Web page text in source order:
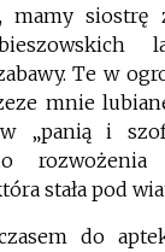
mamy siostrę
Te w
mnie
w „paniąi
stała pod
do